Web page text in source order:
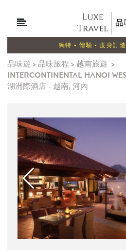
獨特 • 體驗 • 度身訂
品味遊 > 品味旅程 > 越南旅遊 >
INTERCONTINENTAL HANOI
湖洲際酒店 - 越南, 河內